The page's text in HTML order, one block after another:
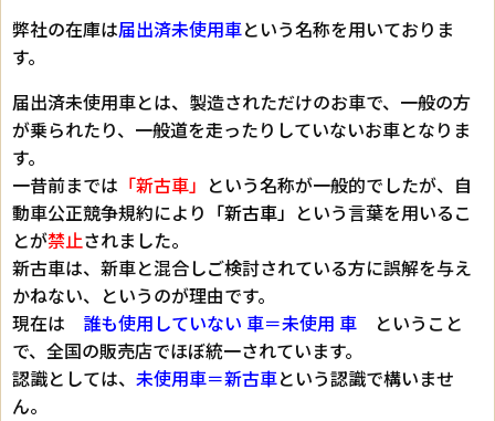
弊社の在庫は届出済未使用車という名称を用いておりま
す。
届出済未使用車とは、製造されただけのお車で、一般の方
が乗られたり、一般道を走ったりしていないお車となりま
す。
一昔前までは 「新古車」 という名称が一般的でしたが、自
動車公正競争規約により 「新古車」 という言葉を用いるこ
とが禁止されました。
新古車は、新車と混合しご検討されている方に誤解を与え
かねない、というのが理由です。
現在は 誰も使用していない 車＝未使用 車 ということ
で、全国の販売店でほぼ統一されています。
認識としては、 未使用車＝新古車という認識で構いませ
ん。